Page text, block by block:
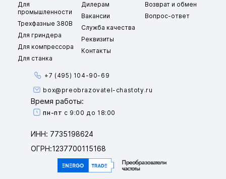
Для
промышленности
Трехфазные 380В
Для гриндера
Для компрессора
Для станка
Дилерам
Вакансии
Служба качества
Реквизиты
Контакты
Возврат и обмен
Вопрос-ответ
+7 (495) 104-90-69
box@preobrazovatel-chastoty.ru
Время работы:
пн-пт с 9:00 до 18:00
ИНН: 7735198624
ОГРН:1237700115168